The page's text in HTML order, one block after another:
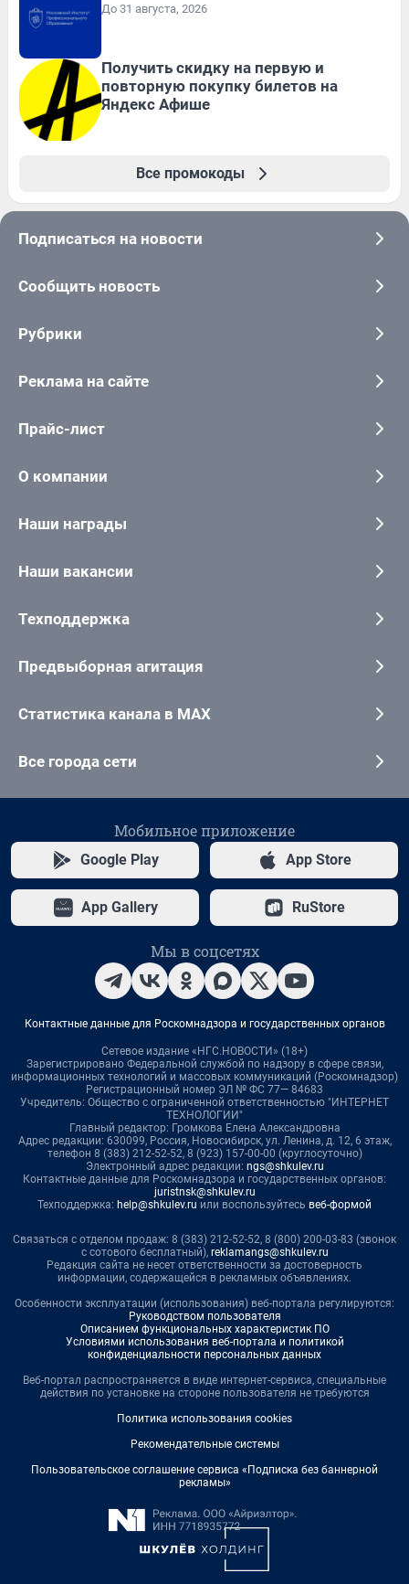
До 31 августа, 2026
Получить скидку на первую и
повторную покупку билетов на
Яндекс Афише
Все промокоды
Подписаться на новости
Сообщить новость
Рубрики
Реклама на сайте
Прайс-лист
О компании
Наши награды
Наши вакансии
Техподдержка
Предвыборная агитация
Статистика канала в MAX
Все города сети
Мобильное приложение
Google Play App Store
App Gallery RuStore
Мы в соцсетях
Контактные данные для Роскомнадзора и государственных органов
Сетевое издание «НГС.НОВОСТИ» (18+)
Зарегистрировано Федеральной службой по надзору в сфере связи,
информационных технологий и массовых коммуникаций (Роскомнадзор)
Регистрационный номер ЭЛ № ФС 77— 84683
Учредитель: Общество с ограниченной ответственностью "ИНТЕРНЕТ
ТЕХНОЛОГИИ"
Главный редактор: Громкова Елена Александровна
Адрес редакции: 630099, Россия, Новосибирск, ул. Ленина, д. 12, 6 этаж,
телефон 8 (383) 212-52-52, 8 (923) 157-00-00 (круглосуточно)
Электронный адрес редакции: ngs@shkulev.ru
Контактные данные для Роскомнадзора и государственных органов:
juristnsk@shkulev.ru
Техподдержка: help@shkulev.ru или воспользуйтесь веб-формой
Связаться с отделом продаж: 8 (383) 212-52-52, 8 (800) 200-03-83 (звонок
с сотового бесплатный), reklamangs@shkulev.ru
Редакция сайта не несет ответственности за достоверность
информации, содержащейся в рекламных объявлениях.
Особенности эксплуатации (использования) веб-портала регулируются:
Руководством пользователя
Описанием функциональных характеристик ПО
Условиями использования веб-портала и политикой
конфиденциальности персональных данных
Веб-портал распространяется в виде интернет-сервиса, специальные
действия по установке на стороне пользователя не требуются
Политика использования cookies
Рекомендательные системы
Пользовательское соглашение сервиса «Подписка без баннерной
рекламы»